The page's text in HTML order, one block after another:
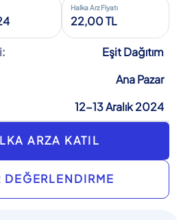
Halka Arz Fiyatı
22,00 TL
Eşit Dağıtım
Ana Pazar
12-13 Aralık 2024
ARZA KATIL
DEĞERLENDIRME